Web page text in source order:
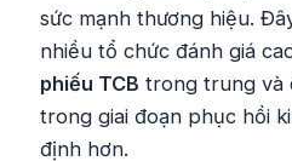
sức mạnh thương hiệu.
nhiều tổ chức đánh giá
phiếu TCB trong trung và
trong giai đoạn phục hồi
định hơn.